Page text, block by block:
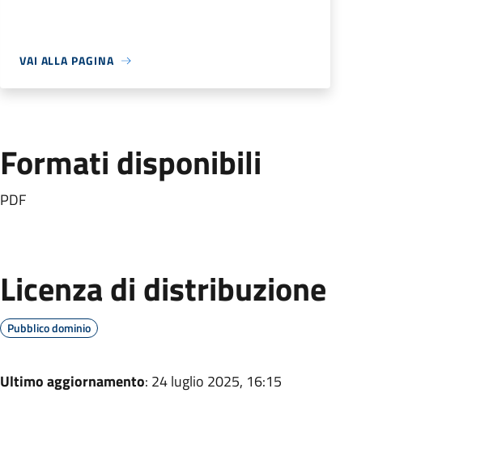
VAI ALLA PAGINA
Formati disponibili
PDF
Licenza di distribuzione
Pubblico dominio
Ultimo aggiornamento: 24 luglio 2025, 16:15